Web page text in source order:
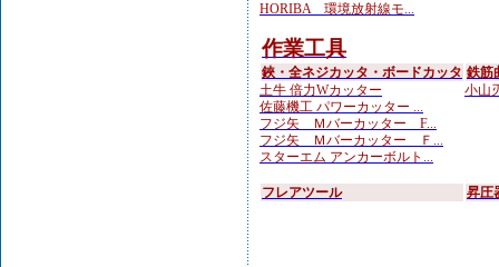
HORIBA 環境放射線モ...
作業工具
鋏・全ネジカッタ・ボードカッタ
土牛 倍力Wカッター
佐藤機工 パワーカッター ...
フジ矢 Ｍバーカッター F...
フジ矢 Ｍバーカッター Ｆ...
スターエム アンカーボルト...
鉄筋
小山
フレアツール 昇圧